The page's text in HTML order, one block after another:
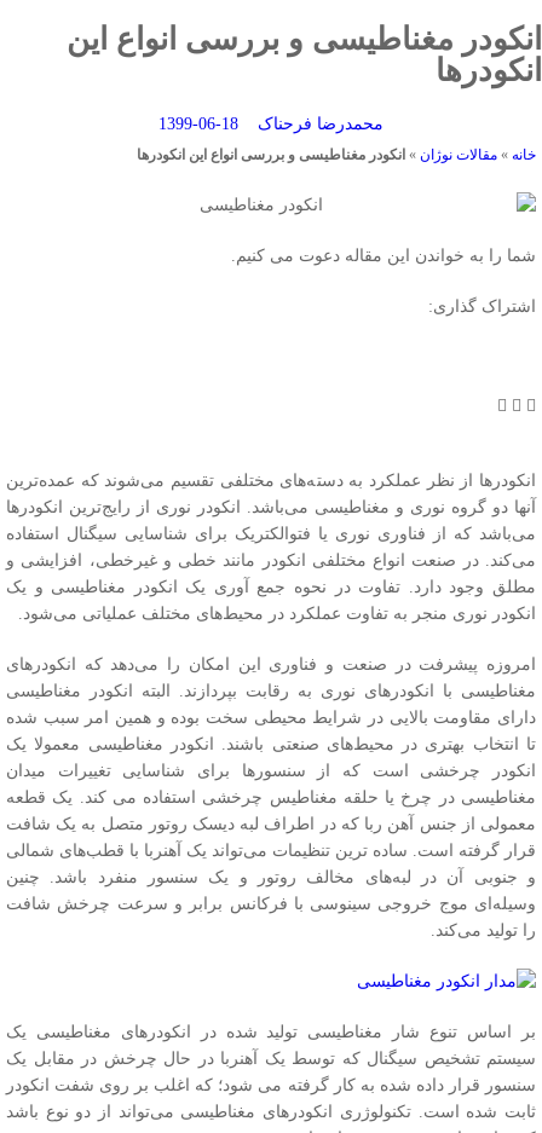
مغناطیسی و بررسی انواع این
محمدرضا فرحناک 1399-06-18
»مقالات نوژان »انکودر مغناطیسی و بررسی انواع این انکودرها
را به خواندن این مقاله دعوت می کنیم.
گذاری:
از نظر عملکرد به دسته‌های مختلفی تقسیم می‌شوند که عمده‌ترین
دو گروه نوری و مغناطیسی می‌باشد. انکودر نوری از رایج‌ترین انکودرها
که از فناوری نوری یا فتوالکتریک برای شناسایی سیگنال استفاده
در صنعت انواع مختلفی انکودر مانند خطی و غیرخطی، افزایشی و
وجود دارد. تفاوت در نحوه جمع آوری یک انکودر مغناطیسی و یک
نوری منجر به تفاوت عملکرد در محیط‌های مختلف عملیاتی می‌شود.
پیشرفت در صنعت و فناوری این امکان را می‌دهد که انکودرهای
با انکودرهای نوری به رقابت بپردازند. البته انکودر مغناطیسی
مقاومت بالایی در شرایط محیطی سخت بوده و همین امر سبب شده
انتخاب بهتری در محیط‌های صنعتی باشند. انکودر مغناطیسی معمولا یک
چرخشی است که از سنسورها برای شناسایی تغییرات میدان
در چرخ یا حلقه مغناطیس چرخشی استفاده می کند. یک قطعه
از جنس آهن ربا که در اطراف لبه دیسک روتور متصل به یک شافت
گرفته است. ساده ترین تنظیمات می‌تواند یک آهنربا با قطب‌های شمالی
جنوبی آن در لبه‌های مخالف روتور و یک سنسور منفرد باشد. چنین
موج خروجی سینوسی با فرکانس برابر و سرعت چرخش شافت
تولید می‌کند.
اساس تنوع شار مغناطیسی تولید شده در انکودرهای مغناطیسی یک
تشخیص سیگنال که توسط یک آهنربا در حال چرخش در مقابل یک
قرار داده شده به کار گرفته می شود؛ که اغلب بر روی شفت انکودر
شده‌ است. تکنولوژری انکودرهای مغناطیسی می‌تواند از دو نوع باشد